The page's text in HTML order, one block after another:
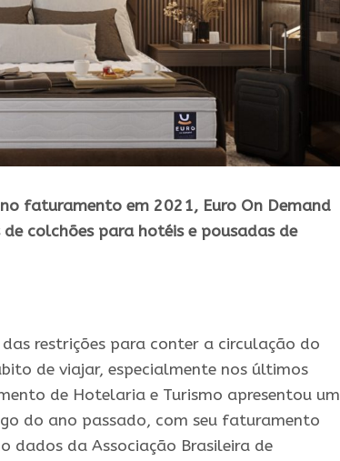
faturamento em 2021, Euro On Demand
colchões para hotéis e pousadas de
restrições para conter a circulação do
de viajar, especialmente nos últimos
de Hotelaria e Turismo apresentou um
do ano passado, com seu faturamento
dados da Associação Brasileira de